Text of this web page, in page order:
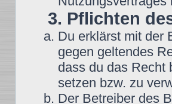
3. Pflichten
Du erklärst mit der
gegen geltendes
dass du das Recht
setzen bzw. zu
Der Betreiber des